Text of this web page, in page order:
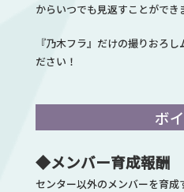
からいつでも見返すことができ
『乃木フラ』だけの撮りおろ
ださい！
ボ
◆メンバー育成報酬
センター以外のメンバーを育